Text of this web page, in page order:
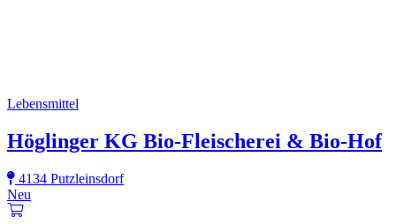
Lebensmittel
Höglinger KG Bio-Fleischerei & Bio-Hof
4134 Putzleinsdorf
Neu